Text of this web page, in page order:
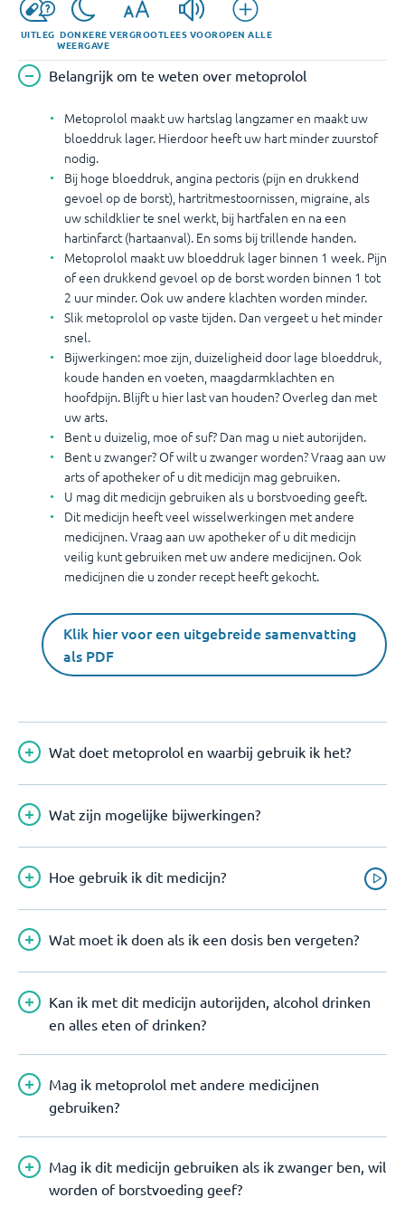
UITLEG DONKERE
WEERGAVE
VERGROOTLEES VOOROPEN ALLE
Belangrijk om te weten over metoprolol
Metoprolol maakt uw hartslag langzamer en maakt uw
bloeddruk lager. Hierdoor heeft uw hart minder zuurstof
nodig.
Bij hoge bloeddruk, angina pectoris (pijn en drukkend
gevoel op de borst), hartritmestoornissen, migraine, als
uw schildklier te snel werkt, bij hartfalen en na een
hartinfarct (hartaanval). En soms bij trillende handen.
Metoprolol maakt uw bloeddruk lager binnen 1 week. Pijn
of een drukkend gevoel op de borst worden binnen 1 tot
2 uur minder. Ook uw andere klachten worden minder.
Slik metoprolol op vaste tijden. Dan vergeet u het minder
snel.
Bijwerkingen: moe zijn, duizeligheid door lage bloeddruk,
koude handen en voeten, maagdarmklachten en
hoofdpijn. Blijft u hier last van houden? Overleg dan met
uw arts.
Bent u duizelig, moe of suf? Dan mag u niet autorijden.
Bent u zwanger? Of wilt u zwanger worden? Vraag aan uw
arts of apotheker of u dit medicijn mag gebruiken.
U mag dit medicijn gebruiken als u borstvoeding geeft.
Dit medicijn heeft veel wisselwerkingen met andere
medicijnen. Vraag aan uw apotheker of u dit medicijn
veilig kunt gebruiken met uw andere medicijnen. Ook
medicijnen die u zonder recept heeft gekocht.
Klik hier voor een uitgebreide samenvatting
als PDF
Wat doet metoprolol en waarbij gebruik ik het?
Wat zijn mogelijke bijwerkingen?
Hoe gebruik ik dit medicijn?
Wat moet ik doen als ik een dosis ben vergeten?
Kan ik met dit medicijn autorijden, alcohol drinken
en alles eten of drinken?
Mag ik metoprolol met andere medicijnen
gebruiken?
Mag ik dit medicijn gebruiken als ik zwanger ben, wil
worden of borstvoeding geef?